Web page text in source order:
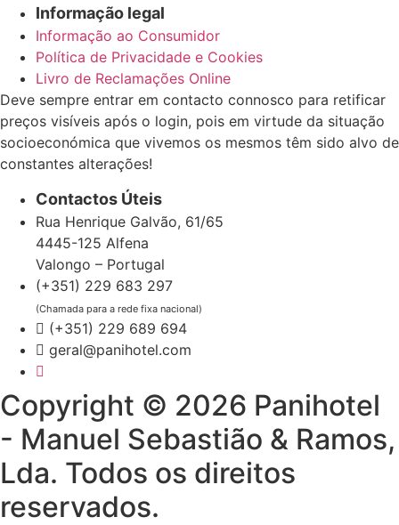
Informação legal
Informação ao Consumidor
Política de Privacidade e Cookies
Livro de Reclamações Online
Deve sempre entrar em contacto connosco para retificar
preços visíveis após o login, pois em virtude da situação
socioeconómica que vivemos os mesmos têm sido alvo de
constantes alterações!
Contactos Úteis
Rua Henrique Galvão, 61/65
4445-125 Alfena
Valongo – Portugal
(+351) 229 683 297
(Chamada para a rede fixa nacional)
(+351) 229 689 694
geral@panihotel.com
Copyright © 2026 Panihotel
- Manuel Sebastião & Ramos,
Lda. Todos os direitos
reservados.